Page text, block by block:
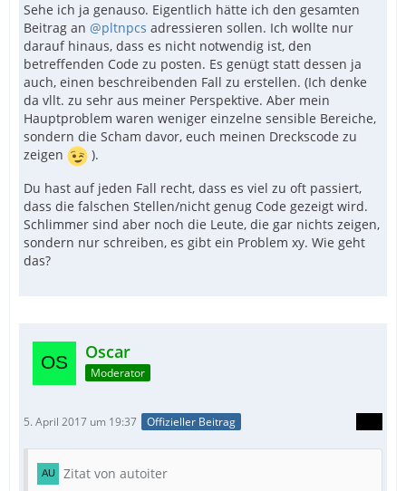
Sehe ich ja genauso. Eigentlich hätte ich den gesamten
Beitrag an @pltnpcs adressieren sollen. Ich wollte nur
darauf hinaus, dass es nicht notwendig ist, den
betreffenden Code zu posten. Es genügt statt dessen ja
auch, einen beschreibenden Fall zu erstellen. (Ich denke
da vllt. zu sehr aus meiner Perspektive. Aber mein
Hauptproblem waren weniger einzelne sensible Bereiche,
sondern die Scham davor, euch meinen Dreckscode zu
zeigen
).
Du hast auf jeden Fall recht, dass es viel zu oft passiert,
dass die falschen Stellen/nicht genug Code gezeigt wird.
Schlimmer sind aber noch die Leute, die gar nichts zeigen,
sondern nur schreiben, es gibt ein Problem xy. Wie geht
das?
Oscar
Moderator
5. April 2017 um 19:37 Offizieller Beitrag
Zitat von autoiter